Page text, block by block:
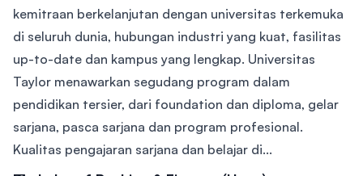
kemitraan berkelanjutan dengan universitas terkemuka
di seluruh dunia, hubungan industri yang kuat, fasilitas
up-to-date dan kampus yang lengkap. Universitas
Taylor menawarkan segudang program dalam
pendidikan tersier, dari foundation dan diploma, gelar
sarjana, pasca sarjana dan program profesional.
Kualitas pengajaran sarjana dan belajar di...